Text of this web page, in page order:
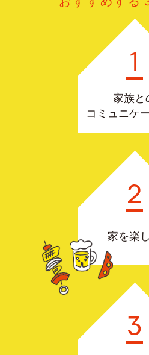
家族と
コミュニケ
家を楽